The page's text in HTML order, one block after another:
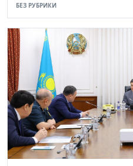
БЕЗ РУБРИКИ